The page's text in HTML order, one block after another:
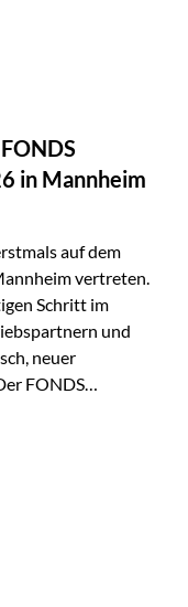
als teurer,
und ihre Stärken
in Mannheim
auf dem
vertreten.
Schritt im
und
neuer
FONDS
im
Sie vor Ort An